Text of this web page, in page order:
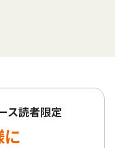
ス読者限定